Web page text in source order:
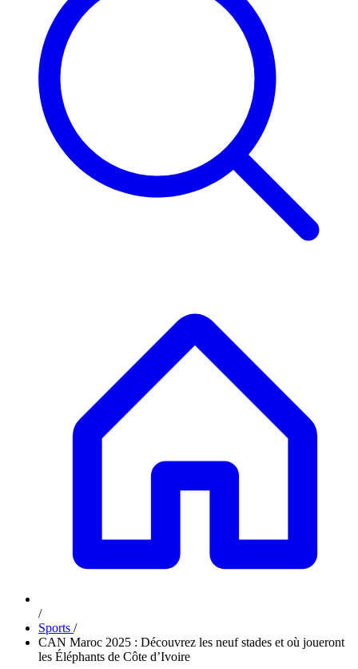
/
Sports /
CAN Maroc 2025 : Découvrez les neuf stades et où joueront
les Éléphants de Côte d’Ivoire